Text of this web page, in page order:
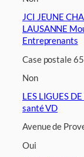
JCI JEUNE
LAUSANNE
Entreprenants
Case postale
Non
LES LIGUES
santé VD
Avenue de
Oui